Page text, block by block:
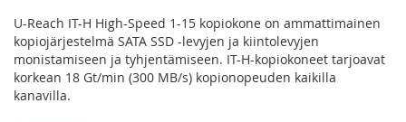
U-Reach IT-H High-Speed 1-15 kopiokone on ammattimainen
kopiojärjestelmä SATA SSD -levyjen ja kiintolevyjen
monistamiseen ja tyhjentämiseen. IT-H-kopiokoneet tarjoavat
korkean 18 Gt/min (300 MB/s) kopionopeuden kaikilla
kanavilla.